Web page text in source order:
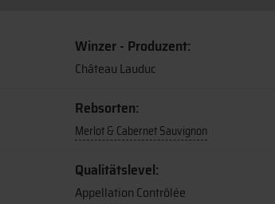
Winzer - Produzent:
Château Lauduc
Rebsorten:
Merlot & Cabernet Sauvignon
Qualitätslevel:
Appellation Contrôlée